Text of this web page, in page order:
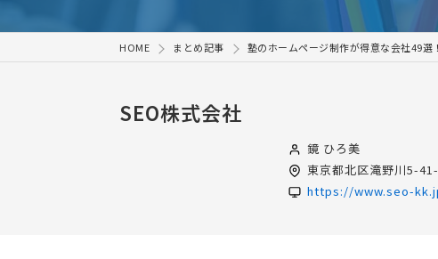
HOME まとめ記事 塾のホームページ制作が得意な会社49
SEO株式会社
鏡 ひろ美
東京都北区滝野川5-
https://www.seo-